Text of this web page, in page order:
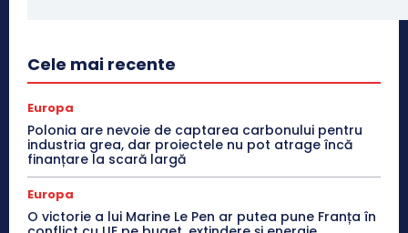
Cele mai recente
Europa
Polonia are nevoie de captarea carbonului pentru
industria grea, dar proiectele nu pot atrage încă
finanțare la scară largă
Europa
O victorie a lui Marine Le Pen ar putea pune Franța în